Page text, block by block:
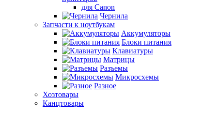
для Canon
Чернила
Запчасти к ноутбукам
Аккумуляторы
Блоки питания
Клавиатуры
Матрицы
Разъемы
Микросхемы
Разное
Хозтовары
Канцтовары